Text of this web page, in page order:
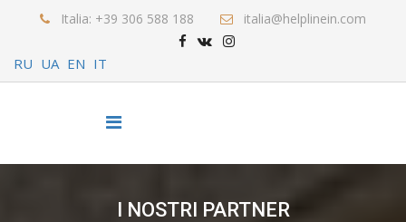
Italia: +39 306 588 188 italia@helplinein.com
RU UA EN IT
I NOSTRI PARTNER